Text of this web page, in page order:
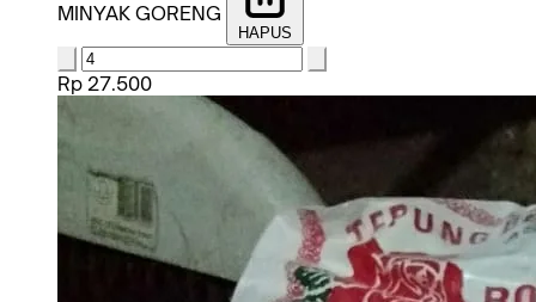
MINYAK GORENG
HAPUS
Rp 27.500